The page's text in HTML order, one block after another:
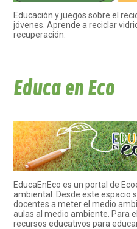
Educación y juegos sobre el
jóvenes. Aprende a reciclar
recuperación.
Educa en Eco
EducaEnEco es un portal de
ambiental. Desde este espacio
docentes a meter el medio
aulas al medio ambiente. Para
recursos educativos para